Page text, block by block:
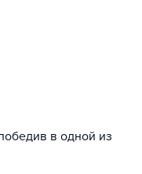
в одной из